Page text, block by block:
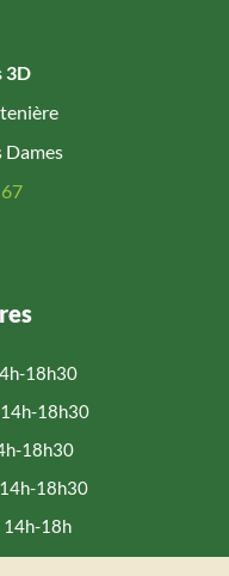
3D
Dames
18h30
18h30
18h30
18h30
14h-18h